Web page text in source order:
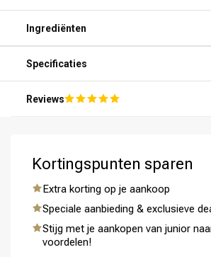
Omvorming
Ingrediënten
Specificaties
Reviews
Kortingspunten sparen
Extra korting op je aankoop
Speciale aanbieding & exclusieve
Stijg met je aankopen van junior
voordelen!